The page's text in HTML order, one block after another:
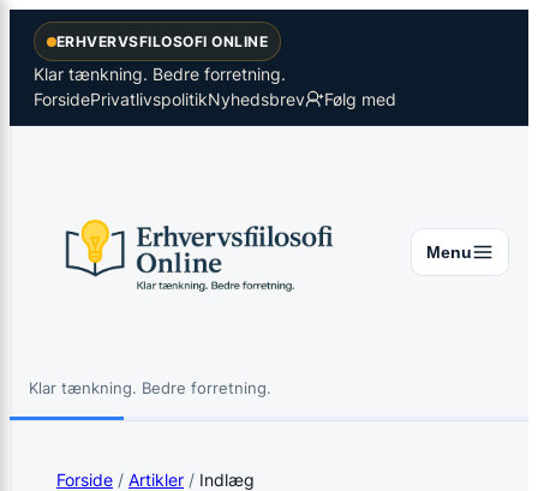
Spring
indhold
ERHVERVSFILOSOFI ONLINE
Klar tænkning. Bedre forretning.
ForsidePrivatlivspolitikNyhedsbrev Følg med
Menu
Klar tænkning. Bedre forretning.
Forside / Artikler / Indlæg